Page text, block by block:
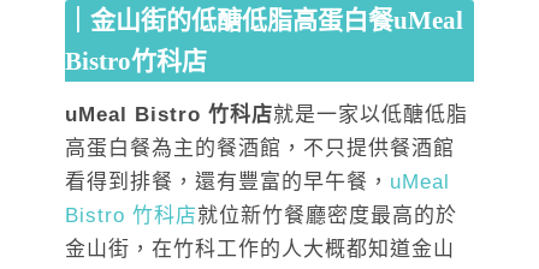
｜金山街的低醣低脂高蛋白餐uMeal
Bistro竹科店
uMeal Bistro 竹科店就是一家以低醣低脂
高蛋白餐為主的餐酒館，不只提供餐酒館
看得到排餐，還有豐富的早午餐， uMeal
Bistro 竹科店就位新竹餐廳密度最高的於
金山街，在竹科工作的人大概都知道金山